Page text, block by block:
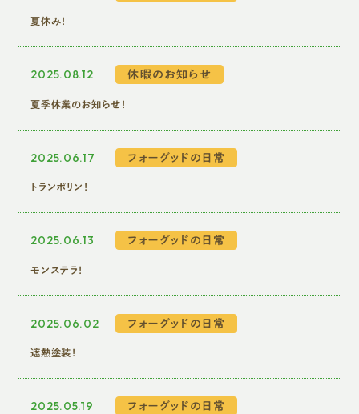
夏休み！
2025.08.12 休暇のお知らせ
夏季休業のお知らせ！
2025.06.17 フォーグッドの日常
トランポリン！
2025.06.13 フォーグッドの日常
モンステラ！
2025.06.02 フォーグッドの日常
遮熱塗装！
2025.05.19 フォーグッドの日常